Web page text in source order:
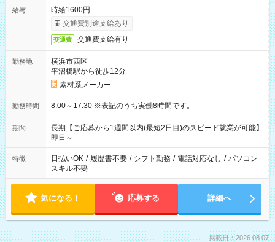
給与
時給1600円
交通費別途支給あり
交通費 交通費支給有り
勤務地
横浜市西区
平沼橋駅から徒歩12分
素材系メーカー
勤務時間 8:00～17:30 ※表記のうち実働8時間です。
期間
長期【ご応募から1週間以内(最短2日目)のスピード就業が可能】
即日～
特徴 日払いOK / 履歴書不要 / シフト勤務 / 電話対応なし / パソコン
スキル不要
気になる！ 応募する 詳細へ
掲載日：2026.08.07